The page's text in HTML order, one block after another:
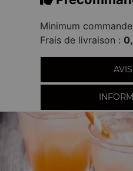
Minimum
Frais de livraison :